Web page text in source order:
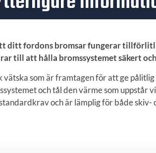
ditt fordons bromsar fungerar
till att hålla bromssystemet säkert
som är framtagen för att ge
och tål den värme som uppstår
och är lämplig för både skiv-